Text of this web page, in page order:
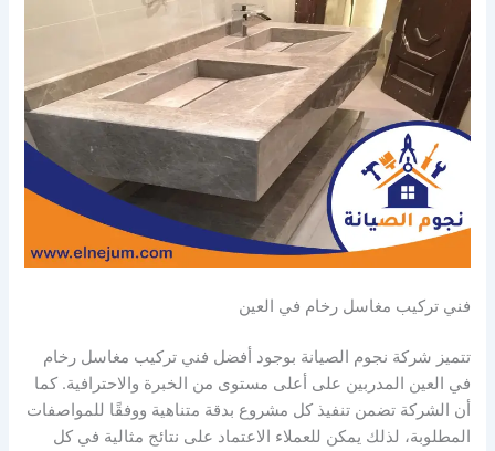
فني تركيب مغاسل رخام في العين
تتميز شركة نجوم الصيانة بوجود أفضل فني تركيب مغاسل رخام
في العين المدربين على أعلى مستوى من الخبرة والاحترافية. كما
أن الشركة تضمن تنفيذ كل مشروع بدقة متناهية ووفقًا للمواصفات
المطلوبة، لذلك يمكن للعملاء الاعتماد على نتائج مثالية في كل